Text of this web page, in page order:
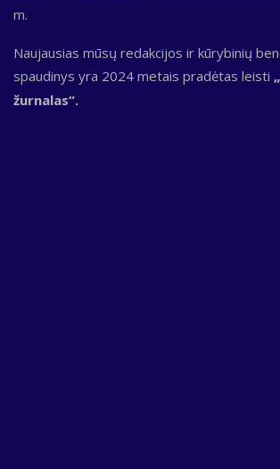
m.
Naujausias mūsų redakcijos ir kūrybinių
spaudinys yra 2024 metais pradėtas leisti
žurnalas“.